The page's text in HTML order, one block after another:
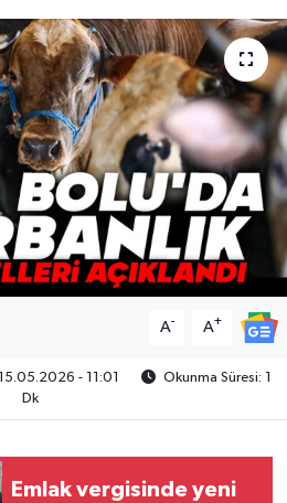
A- A+
15.05.2026 - 11:01
Okunma Süresi: 1
Dk
Emlak vergisinde yeni